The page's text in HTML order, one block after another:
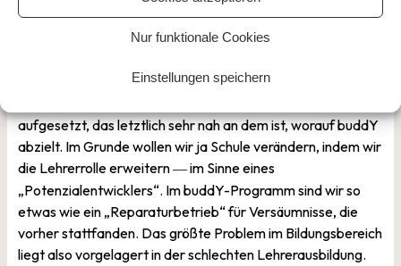
Nur funktionale Cookies
Einstellungen speichern
Ansätzen verfolgt, war auch intern eine große
Der Knoten ist jetzt geplatzt …
aufgesetzt, das letztlich sehr nah an dem ist, worauf buddY
abzielt. Im Grunde wollen wir ja Schule verändern, indem wir
die Lehrerrolle erweitern—im Sinne eines
„Potenzialentwicklers“. Im buddY-Programm sind wir so
etwas wie ein „Reparaturbetrieb“ für Versäumnisse, die
vorher stattfanden. Das größte Problem im Bildungsbereich
liegt also vorgelagert in der schlechten Lehrerausbildung.